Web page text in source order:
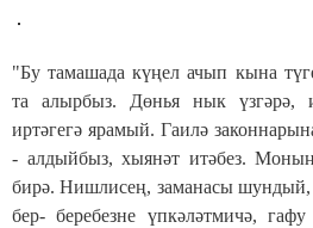
"Бу тамашада күңел ачып кына
та алырбыз. Дөнья нык үзгәрә,
иртәгегә ярамый. Гаилә
- алдыйбыз, хыянәт итәбез.
бирә. Нишлисең, заманасы шундый,
бер- беребезне үпкәләтмичә,